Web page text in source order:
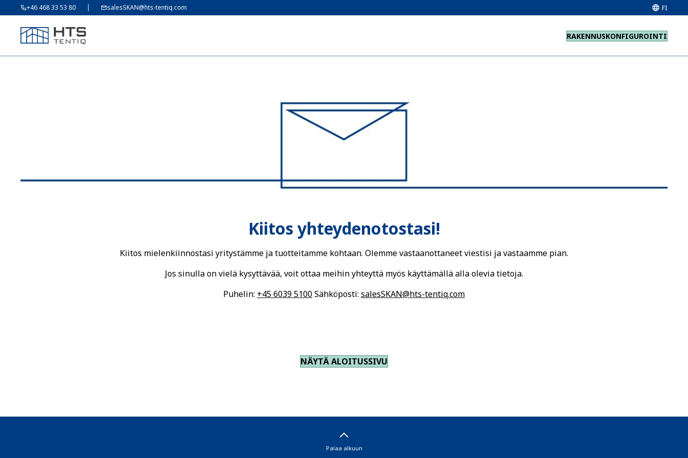
+46 468 33 53 80 salesSKAN@hts-tentiq.com FI
RAKENNUSKONFIGUROINTI
Kiitos yhteydenotostasi!
Kiitos mielenkiinnostasi yritystämme ja tuotteitamme kohtaan. Olemme vastaanottaneet viestisi ja vastaamme pian.
Jos sinulla on vielä kysyttävää, voit ottaa meihin yhteyttä myös käyttämällä alla olevia tietoja.
Puhelin: +45 6039 5100Sähköposti: salesSKAN@hts-tentiq.com
NÄYTÄ ALOITUSSIVU
Palaa alkuun